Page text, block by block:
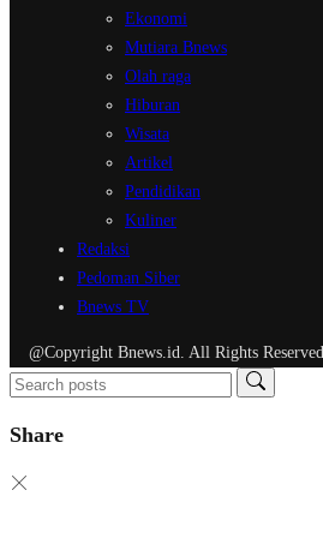
Ekonomi
Mutiara Bnews
Olah raga
Hiburan
Wisata
Artikel
Pendidikan
Kuliner
Redaksi
Pedoman Siber
Bnews TV
@Copyright Bnews.id. All Rights Reserved
Share